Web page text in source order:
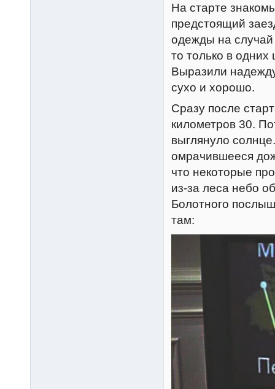
На старте
предстоящий
одежды на случай
то только в
Выразили
сухо и хорошо.
Сразу после
километров 30.
выглянуло
омрачившееся
что некоторые
из-за леса небо
Болотного
там: